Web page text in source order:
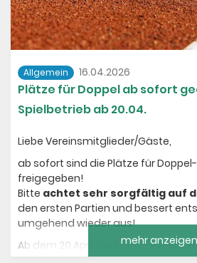
Allgemein 16.04.2026
Plätze für Doppel ab sofort
Spielbetrieb ab 20.04.
Liebe Vereinsmitglieder/Gäste,
ab sofort sind die Plätze für
freigegeben!
Bitte achtet sehr sorgfältig auf
den ersten Partien und bessert
umgehend wieder aus!
Ab dem 20.April darf dannmehr anzeigen